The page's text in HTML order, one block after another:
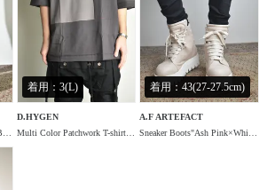
着用：3(L)
D.HYGEN
Multi Color Patchwork T-shirt"Charcoal" / マルチカラーパッチワークTシャツ"チャコール"
着用：43(27-27.5cm)
A.F ARTEFACT